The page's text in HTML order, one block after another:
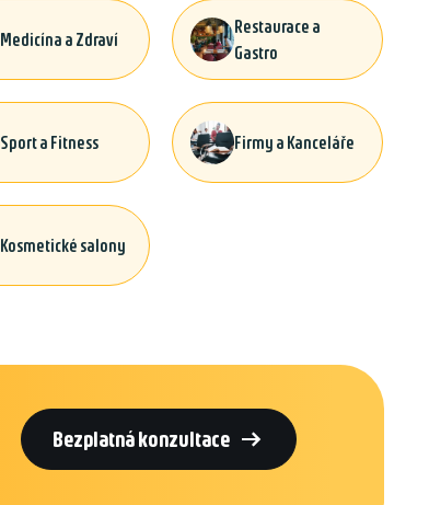
Medicína a Zdraví
Restaurace a
Gastro
Sport a Fitness Firmy a Kanceláře
Kosmetické salony
Bezplatná konzultace 